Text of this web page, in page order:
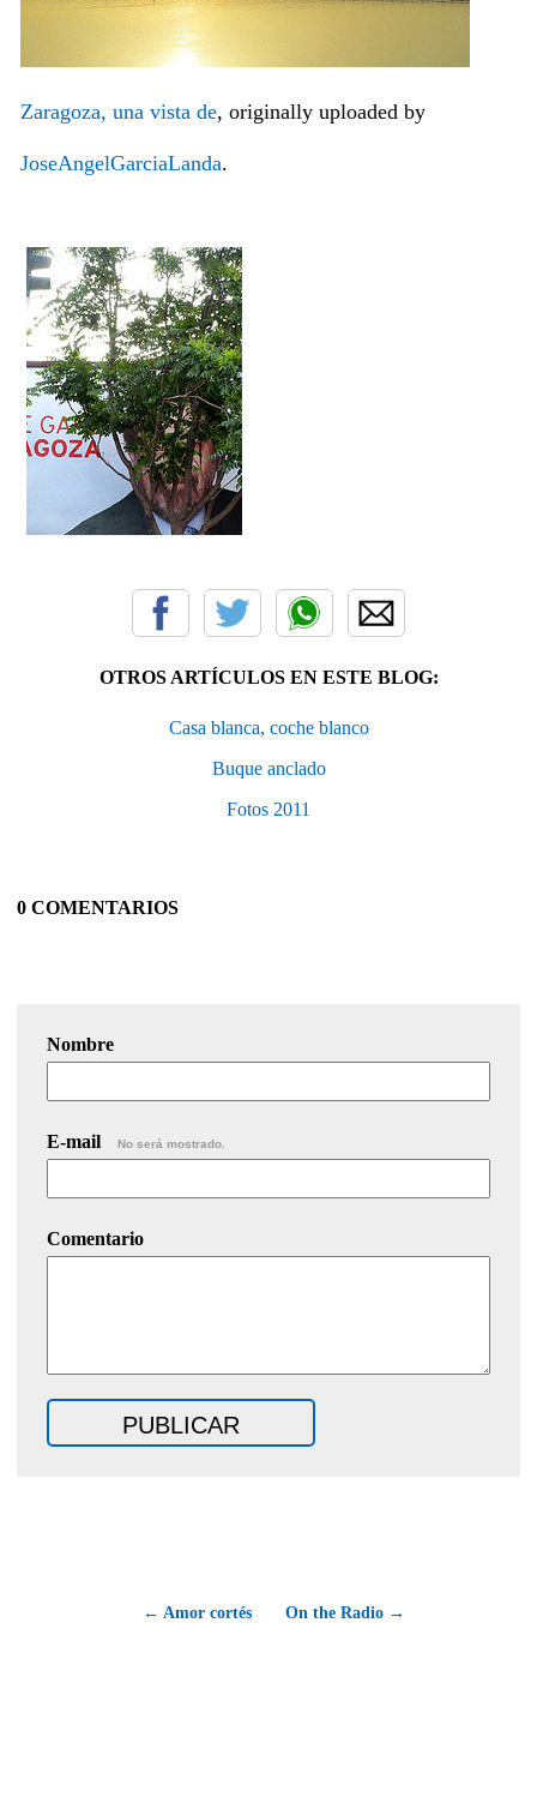
Zaragoza, una vista de, originally uploaded by
JoseAngelGarciaLanda.
OTROS ARTÍCULOS EN ESTE BLOG:
Casa blanca, coche blanco
Buque anclado
Fotos 2011
0 COMENTARIOS
Nombre
E-mail No será mostrado.
Comentario
← Amor cortés On the Radio →